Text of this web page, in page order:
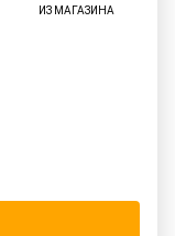
ИЗ МАГАЗИНА